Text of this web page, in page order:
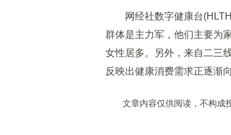
网经社数字健康台
群体是主力军，他们主要为
女性居多。另外，来自二三
反映出健康消费需求正逐渐
文章内容仅供阅读，不构成投